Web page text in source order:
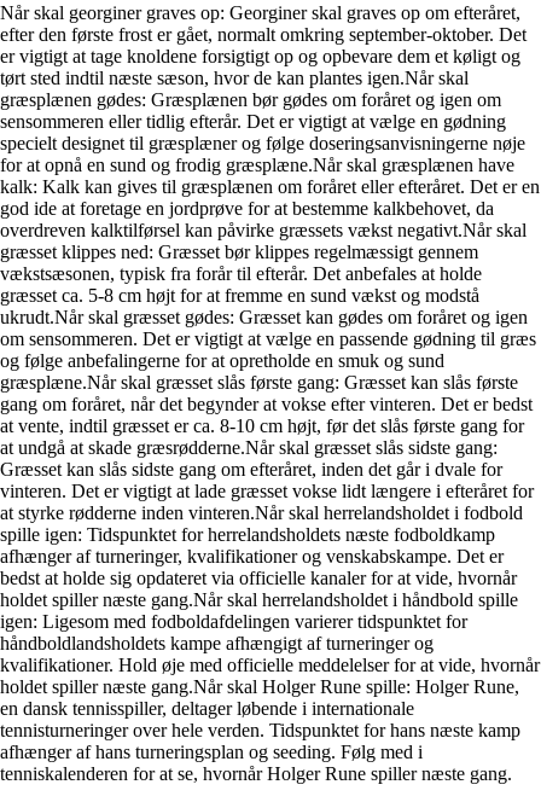
Når skal georginer graves op: Georginer skal graves op om efteråret,
efter den første frost er gået, normalt omkring september-oktober. Det
er vigtigt at tage knoldene forsigtigt op og opbevare dem et køligt og
tørt sted indtil næste sæson, hvor de kan plantes igen.Når skal
græsplænen gødes: Græsplænen bør gødes om foråret og igen om
sensommeren eller tidlig efterår. Det er vigtigt at vælge en gødning
specielt designet til græsplæner og følge doseringsanvisningerne nøje
for at opnå en sund og frodig græsplæne.Når skal græsplænen have
kalk: Kalk kan gives til græsplænen om foråret eller efteråret. Det er en
god ide at foretage en jordprøve for at bestemme kalkbehovet, da
overdreven kalktilførsel kan påvirke græssets vækst negativt.Når skal
græsset klippes ned: Græsset bør klippes regelmæssigt gennem
vækstsæsonen, typisk fra forår til efterår. Det anbefales at holde
græsset ca. 5-8 cm højt for at fremme en sund vækst og modstå
ukrudt.Når skal græsset gødes: Græsset kan gødes om foråret og igen
om sensommeren. Det er vigtigt at vælge en passende gødning til græs
og følge anbefalingerne for at opretholde en smuk og sund
græsplæne.Når skal græsset slås første gang: Græsset kan slås første
gang om foråret, når det begynder at vokse efter vinteren. Det er bedst
at vente, indtil græsset er ca. 8-10 cm højt, før det slås første gang for
at undgå at skade græsrødderne.Når skal græsset slås sidste gang:
Græsset kan slås sidste gang om efteråret, inden det går i dvale for
vinteren. Det er vigtigt at lade græsset vokse lidt længere i efteråret for
at styrke rødderne inden vinteren.Når skal herrelandsholdet i fodbold
spille igen: Tidspunktet for herrelandsholdets næste fodboldkamp
afhænger af turneringer, kvalifikationer og venskabskampe. Det er
bedst at holde sig opdateret via officielle kanaler for at vide, hvornår
holdet spiller næste gang.Når skal herrelandsholdet i håndbold spille
igen: Ligesom med fodboldafdelingen varierer tidspunktet for
håndboldlandsholdets kampe afhængigt af turneringer og
kvalifikationer. Hold øje med officielle meddelelser for at vide, hvornår
holdet spiller næste gang.Når skal Holger Rune spille: Holger Rune,
en dansk tennisspiller, deltager løbende i internationale
tennisturneringer over hele verden. Tidspunktet for hans næste kamp
afhænger af hans turneringsplan og seeding. Følg med i
tenniskalenderen for at se, hvornår Holger Rune spiller næste gang.